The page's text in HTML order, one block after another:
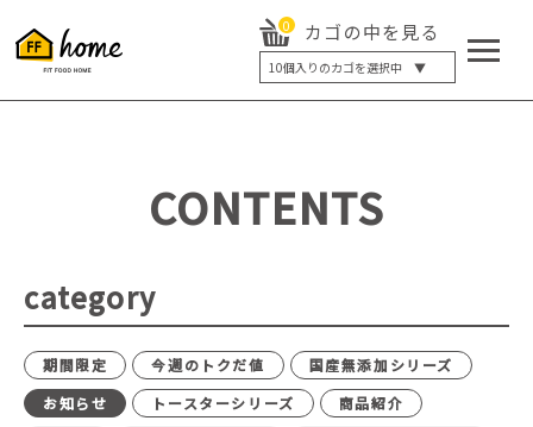
0 カゴの中を見る
10個入りのカゴを選択中 ▼
5個入り
20個入り
最大12%OFF
CONTENTS
category
期間限定 今週のトクだ値
国産無添加シリーズ
お知らせ
トースターシリーズ
商品紹介